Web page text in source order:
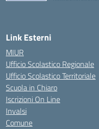
Link Esterni
MIUR
Ufficio Scolastico Regionale
Ufficio Scolastico Territoriale
Scuola in Chiaro
Iscrizioni On Line
Invalsi
Comune